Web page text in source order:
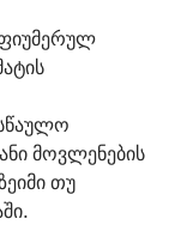
მოვლენების
თუ